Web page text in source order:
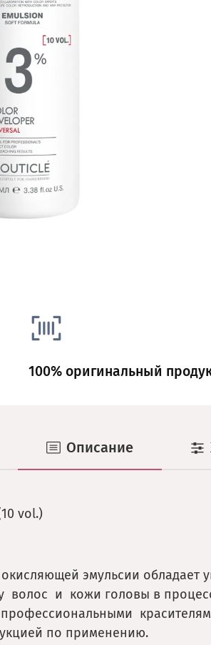
100% оригинальный
Описание
vol.)
эмульсии
волос и кожи головы в
по применению.